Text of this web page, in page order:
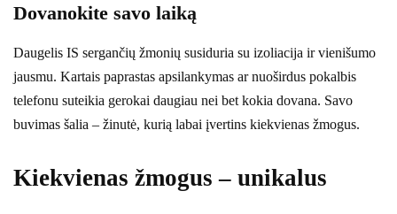
Dovanokite savo laiką
Daugelis IS sergančių žmonių susiduria su izoliacija ir vienišumo
jausmu. Kartais paprastas apsilankymas ar nuoširdus pokalbis
telefonu suteikia gerokai daugiau nei bet kokia dovana. Savo
buvimas šalia – žinutė, kurią labai įvertins kiekvienas žmogus.
Kiekvienas žmogus – unikalus